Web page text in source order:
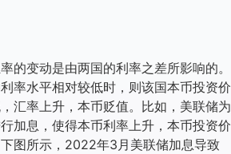
的变动是由两国的利率之差所影响的。
率水平相对较低时，则该国本币投资价
汇率上升，本币贬值。比如，美联储为
加息，使得本币利率上升，本币投资价
图所示，2022年3月美联储加息导致